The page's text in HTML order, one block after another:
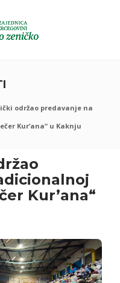
održao predavanje na
Kur’ana“ u Kaknju
Kur’ana“